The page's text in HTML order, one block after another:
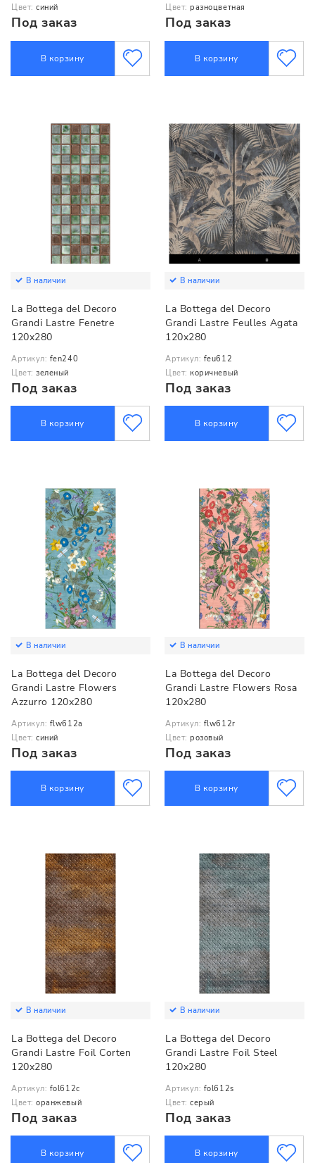
Цвет: синий
Под заказ
В корзину
Цвет: разноцветная
Под заказ
В корзину
В наличии
La Bottega del Decoro
Grandi Lastre Fenetre
120x280
Артикул: fen240
Цвет: зеленый
Под заказ
В корзину
В наличии
La Bottega del Decoro
Grandi Lastre Feulles Agata
120x280
Артикул: feu612
Цвет: коричневый
Под заказ
В корзину
В наличии
La Bottega del Decoro
Grandi Lastre Flowers
Azzurro 120x280
Артикул: flw612a
Цвет: синий
Под заказ
В корзину
В наличии
La Bottega del Decoro
Grandi Lastre Flowers Rosa
120x280
Артикул: flw612r
Цвет: розовый
Под заказ
В корзину
В наличии
La Bottega del Decoro
Grandi Lastre Foil Corten
120x280
Артикул: fol612c
Цвет: оранжевый
Под заказ
В корзину
В наличии
La Bottega del Decoro
Grandi Lastre Foil Steel
120x280
Артикул: fol612s
Цвет: серый
Под заказ
В корзину